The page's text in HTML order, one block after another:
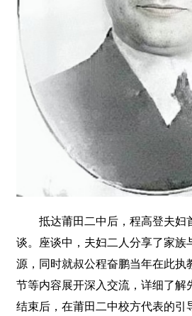
抵达莆田二中后，程高登夫妇
谈。座谈中，夫妇二人分享了家族
源，同时就叔公程奋鹏当年在此执
节等内容展开深入交流，详细了解
结束后，在莆田二中校方代表的引